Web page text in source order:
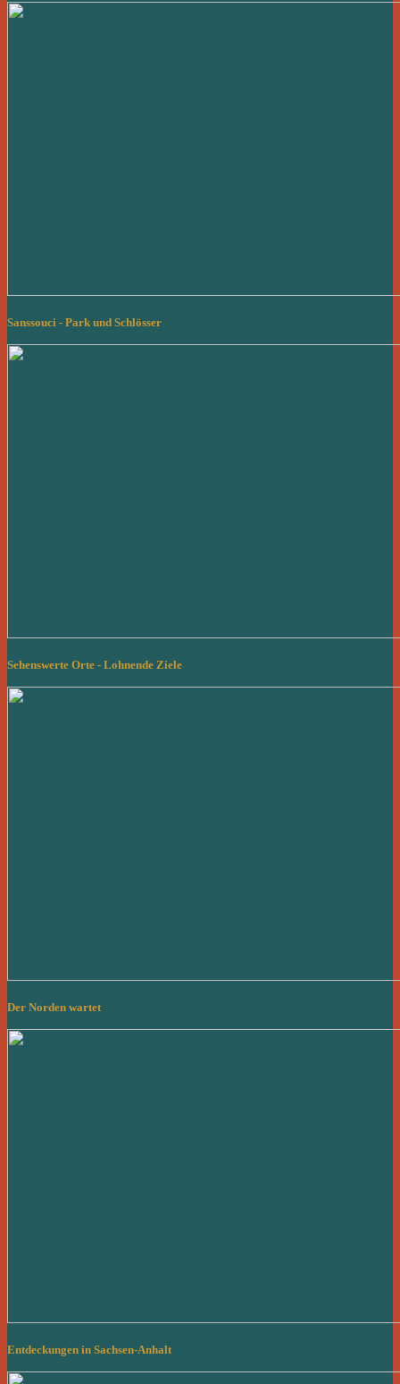
Sanssouci - Park und Schlösser
Sehenswerte Orte - Lohnende Ziele
Der Norden wartet
Entdeckungen in Sachsen-Anhalt